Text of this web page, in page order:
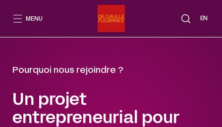
EN
MENU
Un projet
entrepreneurial pour
Pourquoi nous rejoindre ?